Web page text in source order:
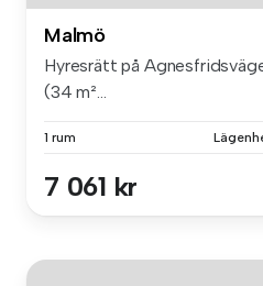
Malmö
Hyresrätt på
(34 m²...
1 rum
7 061 kr